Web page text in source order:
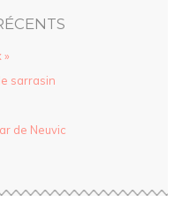
»
sarrasin
de Neuvic